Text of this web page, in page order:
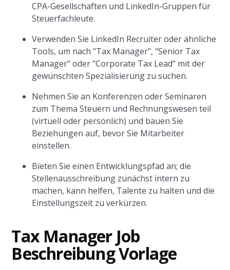
CPA-Gesellschaften und LinkedIn-Gruppen für
Steuerfachleute.
Verwenden Sie LinkedIn Recruiter oder ähnliche
Tools, um nach "Tax Manager", "Senior Tax
Manager" oder "Corporate Tax Lead" mit der
gewünschten Spezialisierung zu suchen.
Nehmen Sie an Konferenzen oder Seminaren
zum Thema Steuern und Rechnungswesen teil
(virtuell oder persönlich) und bauen Sie
Beziehungen auf, bevor Sie Mitarbeiter
einstellen.
Bieten Sie einen Entwicklungspfad an; die
Stellenausschreibung zunächst intern zu
machen, kann helfen, Talente zu halten und die
Einstellungszeit zu verkürzen.
Tax Manager Job
Beschreibung Vorlage